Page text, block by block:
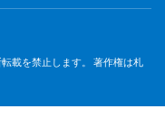
載を禁止します。 著作権は札